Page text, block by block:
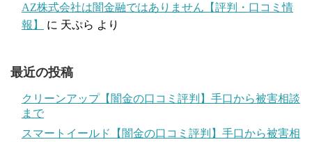
AZ株式会社は闇金融ではありません【評判・口コミ情
報】
に 天ぷら より
最近の投稿
クリーンアップ【闇金の口コミ評判】手口から被害相談
まで
スマートイールド【闇金の口コミ評判】手口から被害相